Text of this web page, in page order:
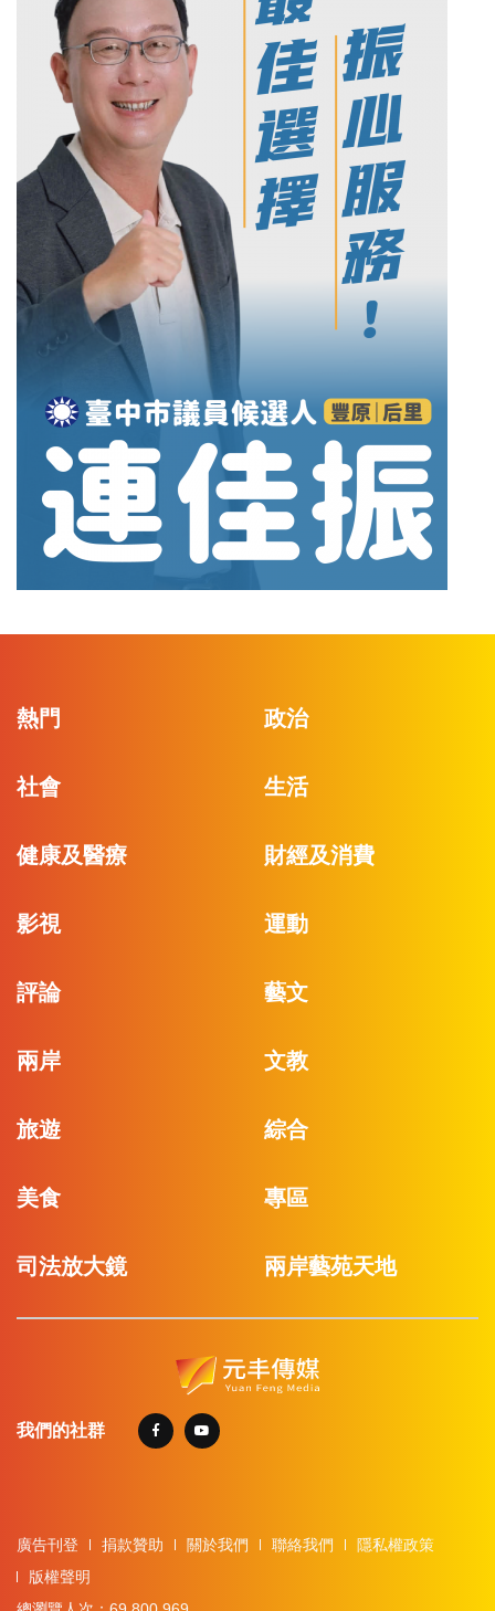
熱門 政治
社會 生活
健康及醫療 財經及消費
影視 運動
評論 藝文
兩岸 文教
旅遊 綜合
美食 專區
司法放大鏡 兩岸藝苑天地
我們的社群
廣告刊登 捐款贊助 關於我們 聯絡我們
隱私權政策
版權聲明